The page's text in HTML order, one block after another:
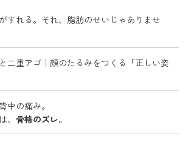
すれる。それ、脂肪のせいじゃありませ
二重アゴ｜顔のたるみをつくる「正しい姿
中の痛み。
骨格のズレ。